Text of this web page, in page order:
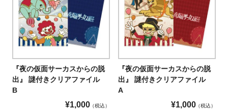
『夜の仮面サーカスからの脱
出』 謎付きクリアファイル
B
¥1,000 税込
『夜の仮面サーカスからの脱
出』 謎付きクリアファイル
A
¥1,000 税込